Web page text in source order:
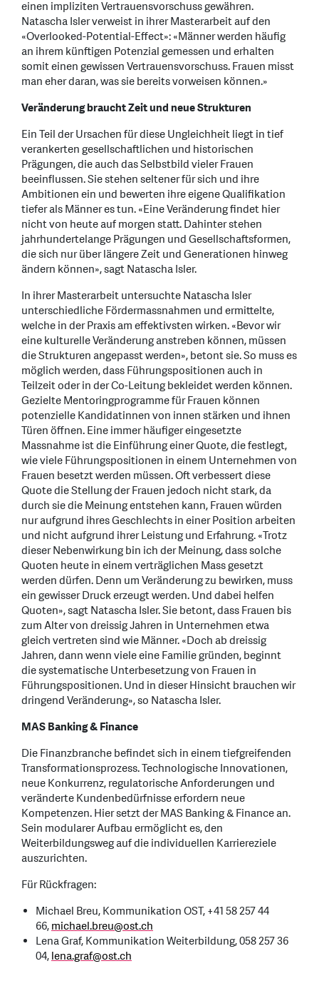
einen impliziten Vertrauensvorschuss gewähren.
Natascha Isler verweist in ihrer Masterarbeit auf den
«Overlooked-Potential-Effect»: «Männer werden häufig
an ihrem künftigen Potenzial gemessen und erhalten
somit einen gewissen Vertrauensvorschuss. Frauen misst
man eher daran, was sie bereits vorweisen können.»
Veränderung braucht Zeit und neue Strukturen
Ein Teil der Ursachen für diese Ungleichheit liegt in tief
verankerten gesellschaftlichen und historischen
Prägungen, die auch das Selbstbild vieler Frauen
beeinflussen. Sie stehen seltener für sich und ihre
Ambitionen ein und bewerten ihre eigene Qualifikation
tiefer als Männer es tun. «Eine Veränderung findet hier
nicht von heute auf morgen statt. Dahinter stehen
jahrhundertelange Prägungen und Gesellschaftsformen,
die sich nur über längere Zeit und Generationen hinweg
ändern können», sagt Natascha Isler.
In ihrer Masterarbeit untersuchte Natascha Isler
unterschiedliche Fördermassnahmen und ermittelte,
welche in der Praxis am effektivsten wirken. «Bevor wir
eine kulturelle Veränderung anstreben können, müssen
die Strukturen angepasst werden», betont sie. So muss es
möglich werden, dass Führungspositionen auch in
Teilzeit oder in der Co-Leitung bekleidet werden können.
Gezielte Mentoringprogramme für Frauen können
potenzielle Kandidatinnen von innen stärken und ihnen
Türen öffnen. Eine immer häufiger eingesetzte
Massnahme ist die Einführung einer Quote, die festlegt,
wie viele Führungspositionen in einem Unternehmen von
Frauen besetzt werden müssen. Oft verbessert diese
Quote die Stellung der Frauen jedoch nicht stark, da
durch sie die Meinung entstehen kann, Frauen würden
nur aufgrund ihres Geschlechts in einer Position arbeiten
und nicht aufgrund ihrer Leistung und Erfahrung. «Trotz
dieser Nebenwirkung bin ich der Meinung, dass solche
Quoten heute in einem verträglichen Mass gesetzt
werden dürfen. Denn um Veränderung zu bewirken, muss
ein gewisser Druck erzeugt werden. Und dabei helfen
Quoten», sagt Natascha Isler. Sie betont, dass Frauen bis
zum Alter von dreissig Jahren in Unternehmen etwa
gleich vertreten sind wie Männer. «Doch ab dreissig
Jahren, dann wenn viele eine Familie gründen, beginnt
die systematische Unterbesetzung von Frauen in
Führungspositionen. Und in dieser Hinsicht brauchen wir
dringend Veränderung», so Natascha Isler.
MAS Banking & Finance
Die Finanzbranche befindet sich in einem tiefgreifenden
Transformationsprozess. Technologische Innovationen,
neue Konkurrenz, regulatorische Anforderungen und
veränderte Kundenbedürfnisse erfordern neue
Kompetenzen. Hier setzt der MAS Banking & Finance an.
Sein modularer Aufbau ermöglicht es, den
Weiterbildungsweg auf die individuellen Karriereziele
auszurichten.
Für Rückfragen:
Michael Breu, Kommunikation OST, +41 58 257 44
66,michael.breu@ost.ch
Lena Graf, Kommunikation Weiterbildung, 058 257 36
04,lena.graf@ost.ch